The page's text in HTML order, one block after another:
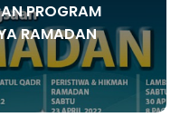
PROGRAM
RAMADAN